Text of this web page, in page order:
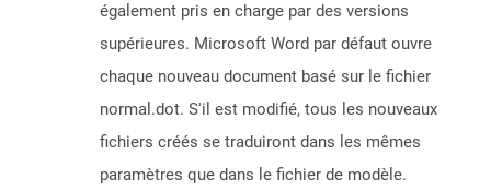
également pris en charge par des versions
supérieures. Microsoft Word par défaut ouvre
chaque nouveau document basé sur le fichier
normal.dot. S'il est modifié, tous les nouveaux
fichiers créés se traduiront dans les mêmes
paramètres que dans le fichier de modèle.